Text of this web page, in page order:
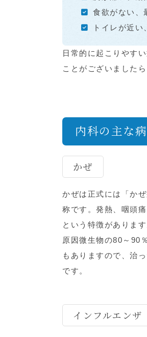
食欲がない、
トイレが近
日常的に起こりやす
ことがございました
内科の主な
かぜ
かぜは正式には「か
称です。発熱、咽頭
という特徴があります
原因微生物の80～90
もありますので、治
です。
インフルエンザ